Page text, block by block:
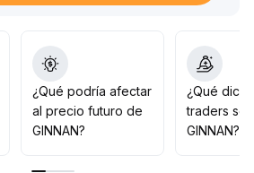
y de manera escalonada en el
estrictamente el riesgo, y
y el volumen aumenten
de incrementar las posiciones
.
¿Qué podría afectar
al precio futuro de
GINNAN?
¿Qué
traders
GINNAN?